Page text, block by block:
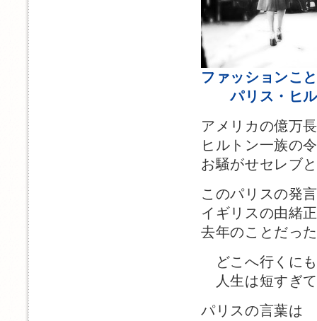
ファッションこ
パリス・ヒル
アメリカの億万
ヒルトン一族の
お騒がせセレブ
このパリスの発
イギリスの由緒
去年のことだっ
どこへ行くに
人生は短すぎ
パリスの言葉は